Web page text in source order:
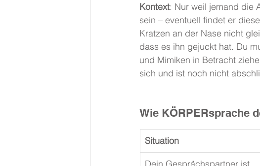
Kontext: Nur weil jemand die
sein – eventuell findet er
Kratzen an der Nase nicht
dass es ihn gejuckt hat. Du
und Mimiken in Betracht
sich und ist noch nicht
Wie KÖRPERsprache
Situation